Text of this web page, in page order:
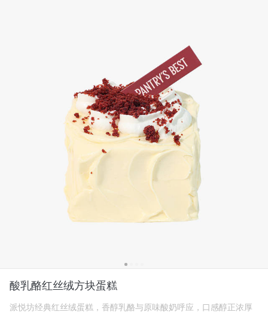
酸乳酪红丝绒方块蛋糕
派悦坊经典红丝绒蛋糕，香醇乳酪与原味酸奶呼应，口感醇正浓厚